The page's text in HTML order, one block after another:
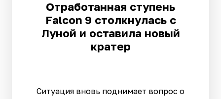
Отработанная ступень
Falcon 9 столкнулась с
Луной и оставила новый
кратер
Ситуация вновь поднимает вопрос о